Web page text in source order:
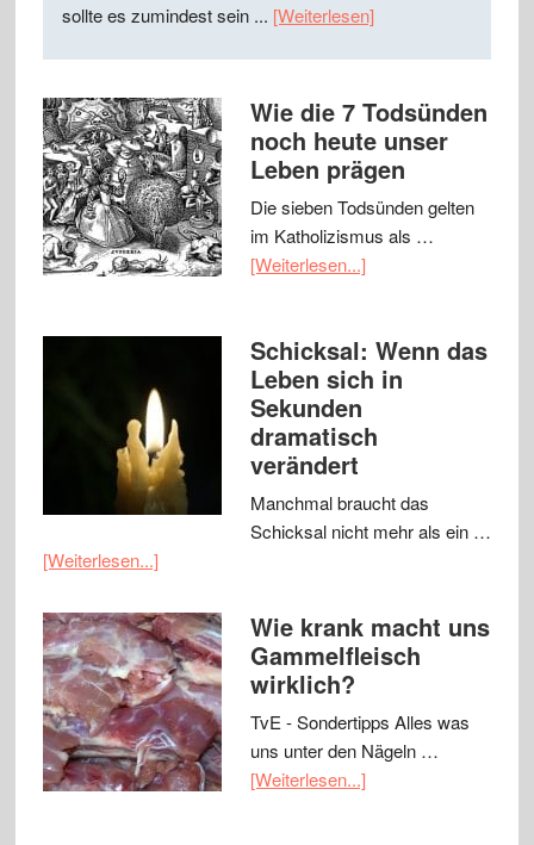
sollte es zumindest sein ... [Weiterlesen]
Wie die 7 Todsünden
noch heute unser
Leben prägen
Die sieben Todsünden gelten
im Katholizismus als …
[Weiterlesen...]
Schicksal: Wenn das
Leben sich in
Sekunden
dramatisch
verändert
Manchmal braucht das
Schicksal nicht mehr als ein …
[Weiterlesen...]
Wie krank macht uns
Gammelfleisch
wirklich?
TvE - Sondertipps Alles was
uns unter den Nägeln …
[Weiterlesen...]